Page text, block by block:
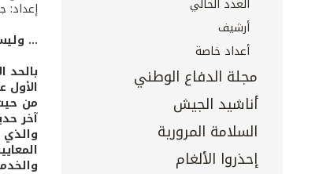
العدد الحالي
أرشيف
أعداد خاصة
مجلة الدفاع الوطني
أناشيد الجيش
السلامة المرورية
إحذروا الألغام
إعداد:
...
الأول
من
آخر